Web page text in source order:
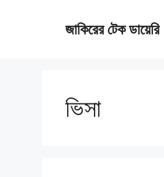
জাকিরের টেক ডায়েরি
ভিসা